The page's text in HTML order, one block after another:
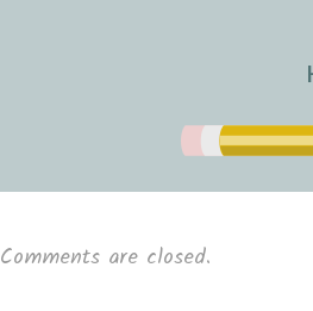
Comments are closed.